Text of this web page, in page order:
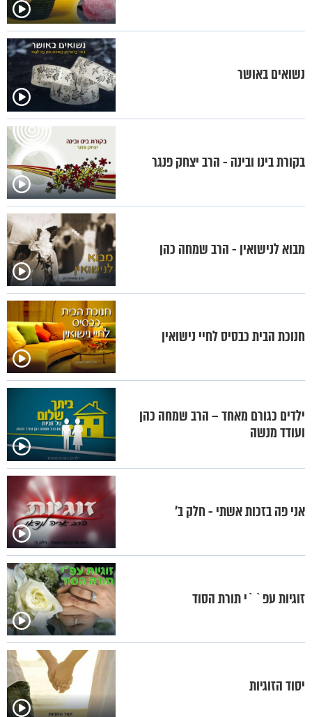
נשואים באושר
בקורת בינו ובינה - הרב יצחק פנגר
מבוא לנישואין - הרב שמחה כהן
חנוכת הבית כבסיס לחיי נישואין
ילדים כגורם מאחד – הרב שמחה כהן
ועודד מנשה
אני פה בזכות אשתי - חלק ב’
זוגיות עפ``י תורת הסוד
יסוד הזוגיות